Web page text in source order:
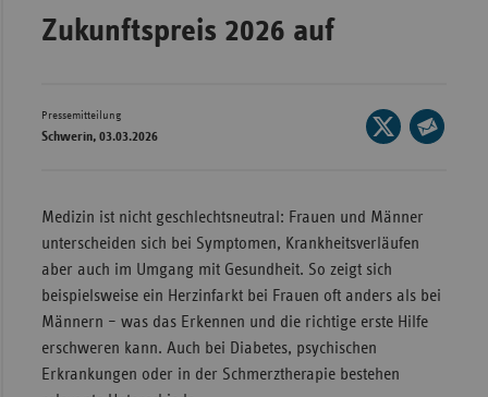
Zukunftspreis 2026 auf
Pressemitteilung
Schwerin, 03.03.2026
Seite
auf
Medizin ist nicht geschlechtsneutral: Frauen und Männer
unterscheiden sich bei Symptomen, Krankheitsverläufen
aber auch im Umgang mit Gesundheit. So zeigt sich
beispielsweise ein Herzinfarkt bei Frauen oft anders als bei
Männern – was das Erkennen und die richtige erste Hilfe
erschweren kann. Auch bei Diabetes, psychischen
Erkrankungen oder in der Schmerztherapie bestehen